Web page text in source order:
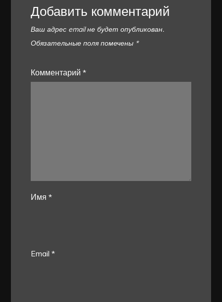
Добавить комментарий
Ваш адрес email не будет опубликован.
Обязательные поля помечены *
Комментарий*
Имя*
Email*